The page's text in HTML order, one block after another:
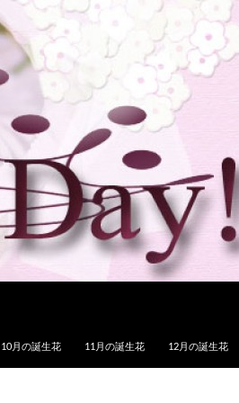
10月の誕生花 11月の誕生花 12月の誕生花